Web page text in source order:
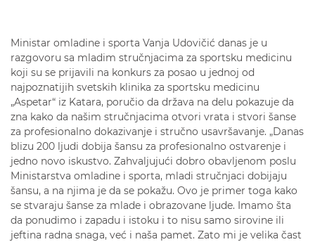
Ministar omladine i sporta Vanja Udovičić danas je u
razgovoru sa mladim stručnjacima za sportsku medicinu
koji su se prijavili na konkurs za posao u jednoj od
najpoznatijih svetskih klinika za sportsku medicinu
„Aspetar“ iz Katara, poručio da država na delu pokazuje da
zna kako da našim stručnjacima otvori vrata i stvori šanse
za profesionalno dokazivanje i stručno usavršavanje. „Danas
blizu 200 ljudi dobija šansu za profesionalno ostvarenje i
jedno novo iskustvo. Zahvaljujući dobro obavljenom poslu
Ministarstva omladine i sporta, mladi stručnjaci dobijaju
šansu, a na njima je da se pokažu. Ovo je primer toga kako
se stvaraju šanse za mlade i obrazovane ljude. Imamo šta
da ponudimo i zapadu i istoku i to nisu samo sirovine ili
jeftina radna snaga, već i naša pamet. Zato mi je velika čast